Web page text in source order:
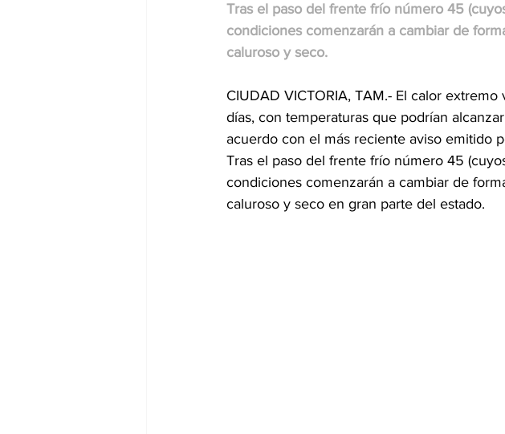
Tras el paso del frente frío número 45
condiciones comenzarán a cambiar de
caluroso y seco.
CIUDAD VICTORIA, TAM.- El calor
días, con temperaturas que podrían
acuerdo con el más reciente aviso emitido
Tras el paso del frente frío número 45
condiciones comenzarán a cambiar de
caluroso y seco en gran parte del estado.